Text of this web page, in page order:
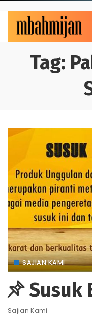
Tag:
SAJIAN KAMI
Susuk
Sajian Kami